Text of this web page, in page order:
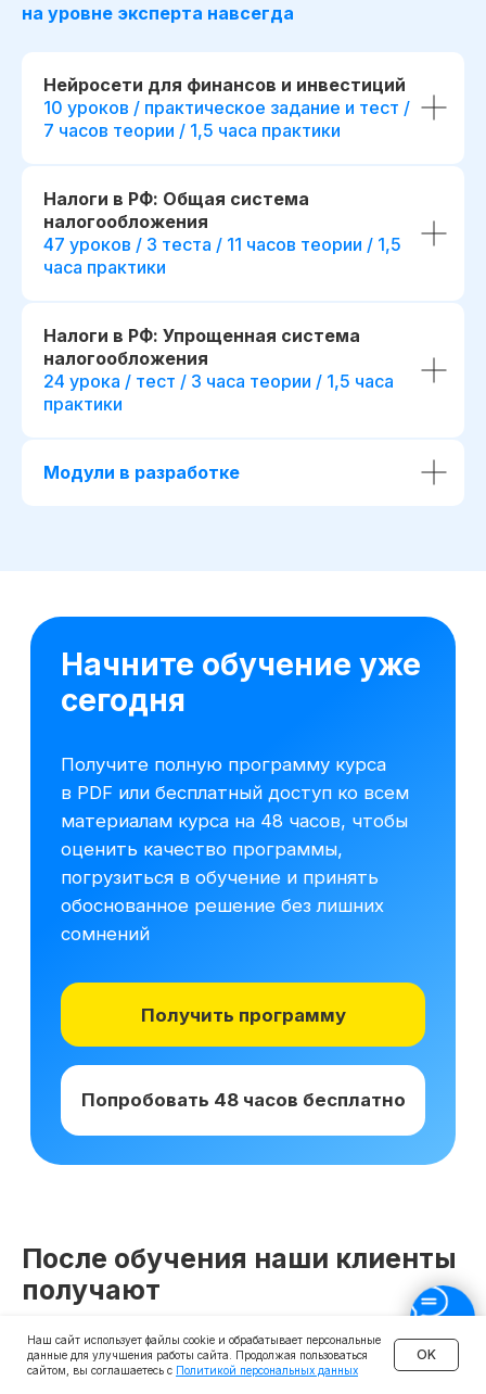
на уровне эксперта навсегда
Нейросети для финансов и инвестиций
10 уроков / практическое задание и тест /
7 часов теории / 1,5 часа практики
Налоги в РФ: Общая система
налогообложения
47 уроков / 3 теста / 11 часов теории / 1,5
часа практики
Налоги в РФ: Упрощенная система
налогообложения
24 урока / тест / 3 часа теории / 1,5 часа
практики
Модули в разработке
После обучения наши клиенты
получают
Отправить заявку
Готовые инструменты для
анализа данных и обоснования
управленческих решений
и контроля показателей
Возможность делегировать
аналитику внутри команды, без
привлечения внешних
консультантов
прогнозирования и сценарного
анализа
Освоение Excel
и SQL*
карьерном
на позицию
в финансах
Наш сайт использует файлы cookie и обрабатывает персональные
данные для улучшения работы сайта. Продолжая пользоваться
сайтом, вы соглашаетесь с Политикой персональных данных
OK